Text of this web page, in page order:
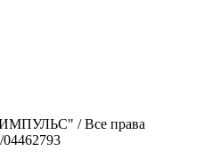
/ Все права